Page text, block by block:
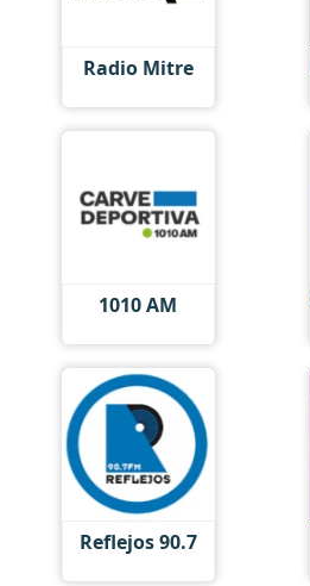
Radio Mitre
1010 AM
Reflejos 90.7